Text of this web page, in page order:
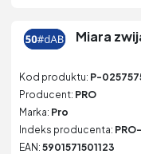
Miara
Kod produktu: P-
Producent: PRO
Marka: Pro
Indeks producenta:
EAN: 5901571501123